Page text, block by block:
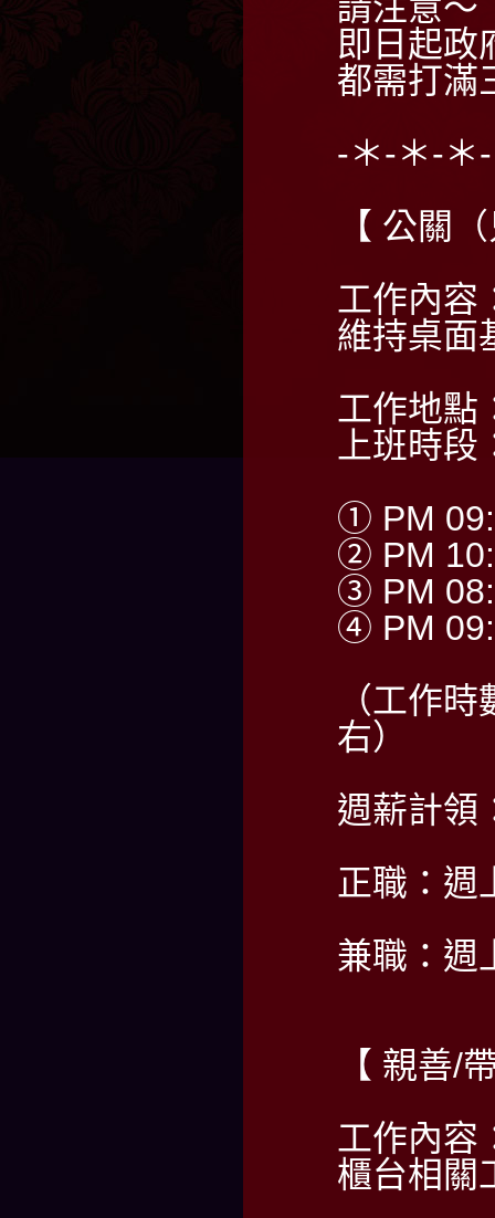
即日起政
都需打滿
-＊-＊-＊
【 公關
工作內容
維持桌面
工作地點
上班時段
① PM
② PM
③ PM
④ PM
（工作
右）
週薪計領
正職：週
兼職：週
【 親善/
工作內容
櫃台相關